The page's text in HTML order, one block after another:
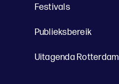
Festivals
Publieksbereik
Uitagenda Rotterdam